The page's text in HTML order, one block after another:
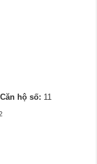
Căn hộ số: 11